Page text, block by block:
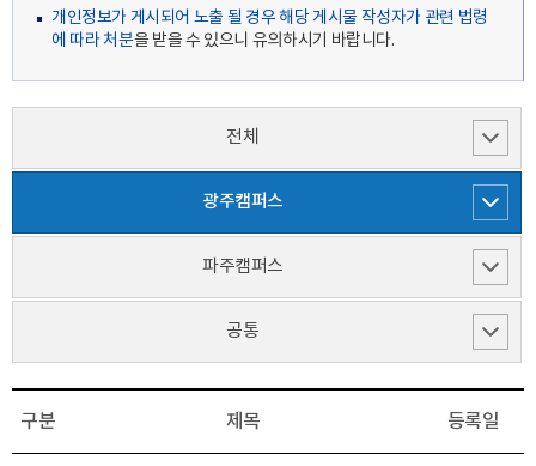
개인정보가 게시되어 노출 될 경우 해당 게시물 작성자가 관련 법령
에 따라 처분을 받을 수 있으니 유의하시기 바랍니다.
전체
광주캠퍼스
파주캠퍼스
공통
구분 제목 등록일